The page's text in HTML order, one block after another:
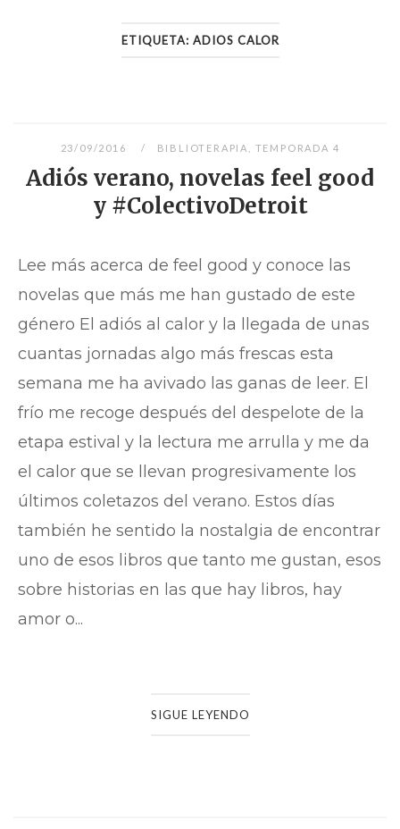
ETIQUETA: ADIOS CALOR
23/09/2016 BIBLIOTERAPIA TEMPORADA 4
Adiós verano, novelas feel good
y #ColectivoDetroit
Lee más acerca de feel good y conoce las
novelas que más me han gustado de este
género El adiós al calor y la llegada de unas
cuantas jornadas algo más frescas esta
semana me ha avivado las ganas de leer. El
frío me recoge después del despelote de la
etapa estival y la lectura me arrulla y me da
el calor que se llevan progresivamente los
últimos coletazos del verano. Estos días
también he sentido la nostalgia de encontrar
uno de esos libros que tanto me gustan, esos
sobre historias en las que hay libros, hay
amor o...
SIGUE LEYENDO